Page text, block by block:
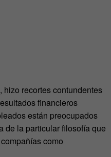
hizo recortes contundentes
financieros
están preocupados
de la particular filosofía que
como